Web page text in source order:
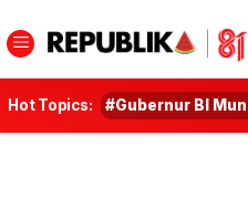
Hot Topics: #Gubernur BI